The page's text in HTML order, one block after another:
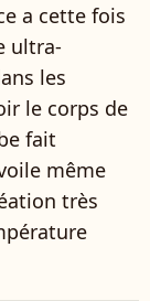
a cette fois
ultra-
les
le corps de
fait
même
très